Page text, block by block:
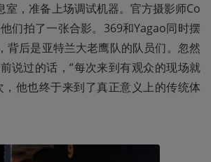
室，准备上场调试机器。官方摄影师Co
们拍了一张合影。369和Yagao同时摆
背后是亚特兰大老鹰队的队员们。忽然
说过的话，“每次来到有观众的现场就
他也终于来到了真正意义上的传统体